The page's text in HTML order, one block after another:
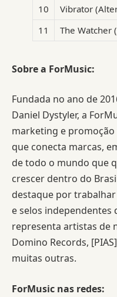
10
Vibrator
11
The Watcher
Sobre a ForMusic:
Fundada no ano de
Daniel Dystyler, a
marketing e
que conecta marcas,
de todo o mundo que
crescer dentro do
destaque por
e selos independentes
representa artistas de
Domino Records,
muitas outras.
ForMusic nas redes: